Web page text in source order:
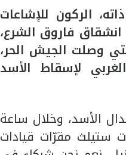
الركون للإشاعات
فاروق الشرع،
وصلت الجيش الحر،
لإسقاط الأسد
الأسد، وخلال ساعة
ستيلث مقرّات قيادات